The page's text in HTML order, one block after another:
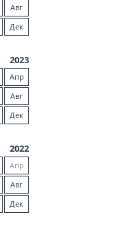
Авг
Дек
2023
Апр
Авг
Дек
2022
Апр
Авг
Дек